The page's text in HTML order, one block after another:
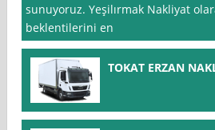
sunuyoruz. Yeşilırmak Nakliyat
beklentilerini en
TOKAT ERZAN